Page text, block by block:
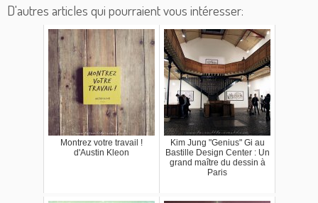
D'autres articles qui pourraient vous intéresser:
Montrez votre travail !
d'Austin Kleon
Kim Jung "Genius" Gi au
Bastille Design Center : Un
grand maître du dessin à
Paris